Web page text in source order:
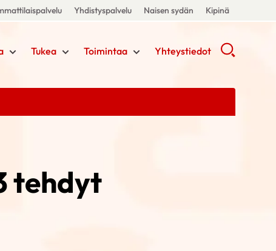
Yhdistyspalvelu Naisen sydän Kipinä
Tukea Toimintaa Yhteystiedot
tehdyt